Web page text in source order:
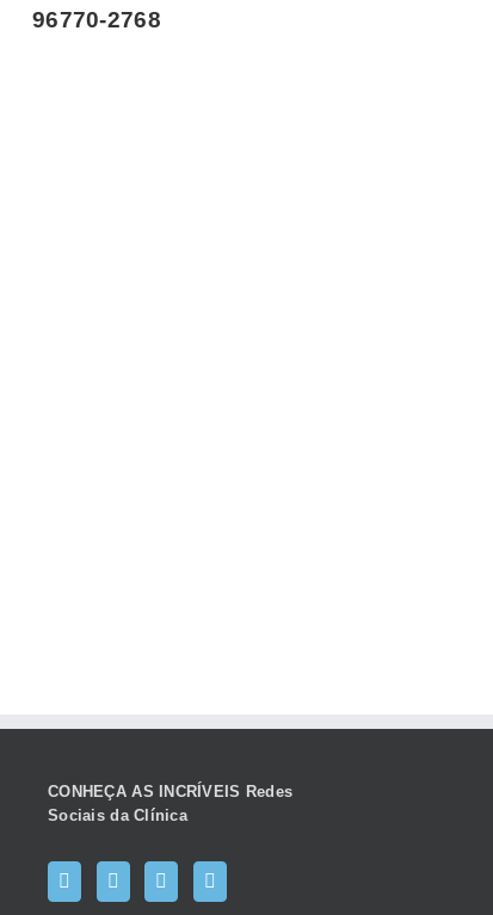
96770-2768
CONHEÇA AS INCRÍVEIS Redes
Sociais da Clínica